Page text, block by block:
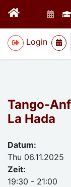
Login
Tango-
La Hada
Datum:
Thu 06.11.2025
Zeit:
19:30 - 21:00